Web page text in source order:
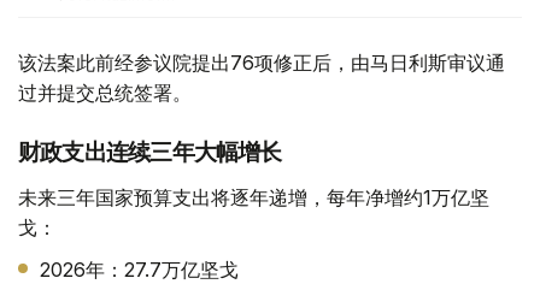
该法案此前经参议院提出76项修正后，由马日利斯审议通
过并提交总统签署。
财政支出连续三年大幅增长
未来三年国家预算支出将逐年递增，每年净增约1万亿坚
戈：
2026年：27.7万亿坚戈